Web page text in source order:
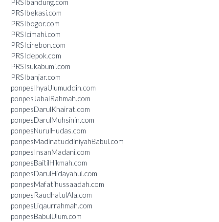
PRSIbandung.com
PRSIbekasi.com
PRSIbogor.com
PRSIcimahi.com
PRSIcirebon.com
PRSIdepok.com
PRSIsukabumi.com
PRSIbanjar.com
ponpesIhyaUlumuddin.com
ponpesJabalRahmah.com
ponpesDarulKhairat.com
ponpesDarulMuhsinin.com
ponpesNurulHudas.com
ponpesMadinatuddiniyahBabul.com
ponpesInsanMadani.com
ponpesBaitilHikmah.com
ponpesDarulHidayahul.com
ponpesMafatihussaadah.com
ponpesRaudhatulAla.com
ponpesLiqaurrahmah.com
ponpesBabulUlum.com